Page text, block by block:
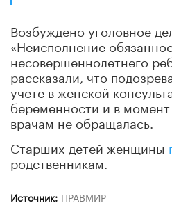
Возбуждено уголовное
«Неисполнение
несовершеннолетнего
рассказали, что
учете в женской
беременности и в
врачам не обращалась.
Старших детей женщины
родственникам.
Источник: ПРАВМИР